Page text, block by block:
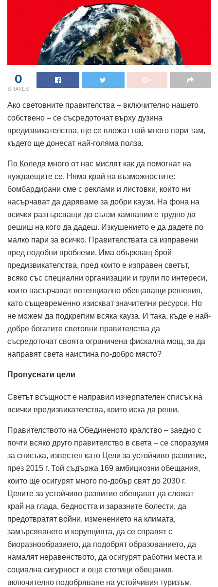
0
SHARES
Ако световните правителства – включително нашето
собствено – се съсредоточат върху дузина
предизвикателства, ще се вложат най-много пари там,
където ще донесат най-голяма полза.
По Коледа много от нас мислят как да помогнат на
нуждаещите се. Няма край на възможностите:
бомбардирани сме с реклами и листовки, които ни
насърчават да даряваме за добри каузи. На фона на
всички разтърсващи до сълзи кампании е трудно да
решиш на кого да дадеш. Изкушението е да дадете по
малко пари за всичко. Правителствата са изправени
пред подобни проблеми. Има объркващ брой
предизвикателства, пред които е изправен светът,
всяко със специални организации и групи по интереси,
които насърчават потенциално обещаващи решения,
като същевременно изискват значителни ресурси. Но
не можем да подкрепим всяка кауза. И така, къде е най-
добре богатите световни правителства да
съсредоточат своята ограничена фискална мощ, за да
направят света наистина по-добро място?
Пропуснати цели
Светът всъщност е направил изчерпателен списък на
всички предизвикателства, които иска да реши.
Правителството на Обединеното кралство – заедно с
почти всяко друго правителство в света – се споразумя
за списъка, известен като Цели за устойчиво развитие,
през 2015 г. Той съдържа 169 амбициозни обещания,
които ще осигурят много по-добър свят до 2030 г.
Целите за устойчиво развитие обещават да сложат
край на глада, бедността и заразните болести, да
предотвратят войни, изменението на климата,
замърсяването и корупцията, да се справят с
биоразнообразието, да подобрят образованието, да
намалят неравенството, да осигурят работни места и
социална сигурност и още стотици обещания,
включително подобряване на устойчивия туризъм,